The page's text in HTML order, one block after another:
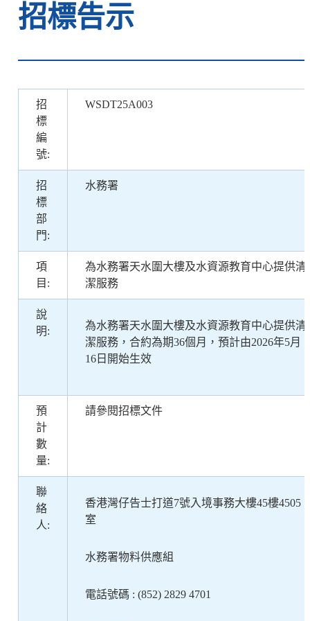
招標告示
招
標
編
號:
WSDT25A003
招
標
部
門:
水務署
項
目:
為水務署天水圍大樓及水資源教育中心提供清
潔服務
說
明:
為水務署天水圍大樓及水資源教育中心提供清
潔服務，合約為期36個月，預計由2026年5月
16日開始生效
預
計
數
量:
請參閱招標文件
聯
絡
人:
香港灣仔告士打道7號入境事務大樓45樓4505
室
水務署物料供應組
電話號碼 : (852) 2829 4701